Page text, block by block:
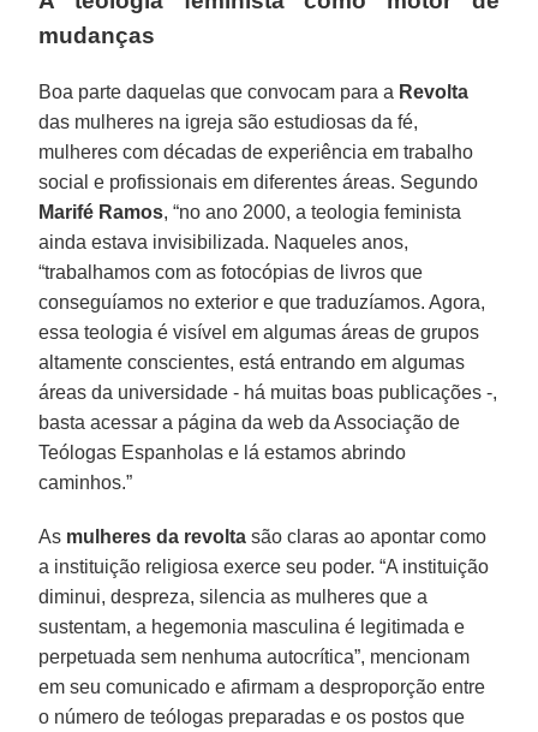
mudanças
Boa parte daquelas que convocam para a Revolta
das mulheres na igreja são estudiosas da fé,
mulheres com décadas de experiência em trabalho
social e profissionais em diferentes áreas. Segundo
Marifé Ramos, “no ano 2000, a teologia feminista
ainda estava invisibilizada. Naqueles anos,
“trabalhamos com as fotocópias de livros que
conseguíamos no exterior e que traduzíamos. Agora,
essa teologia é visível em algumas áreas de grupos
altamente conscientes, está entrando em algumas
áreas da universidade - há muitas boas publicações -,
basta acessar a página da web da Associação de
Teólogas Espanholas e lá estamos abrindo
caminhos.”
As mulheres da revolta são claras ao apontar como
a instituição religiosa exerce seu poder. “A instituição
diminui, despreza, silencia as mulheres que a
sustentam, a hegemonia masculina é legitimada e
perpetuada sem nenhuma autocrítica”, mencionam
em seu comunicado e afirmam a desproporção entre
o número de teólogas preparadas e os postos que